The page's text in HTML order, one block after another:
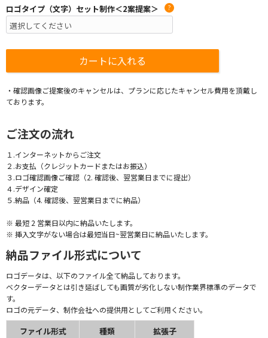
ロゴタイプ（文字）セット制作＜2案提案＞ ?
・確認画像ご提案後のキャンセルは、プランに応じたキャンセル費用を頂戴し
ております。
ご注文の流れ
１.インターネットからご注文
２.お支払（クレジットカードまたはお振込）
３.ロゴ確認画像ご確認（2. 確認後、翌営業日までに提出）
４.デザイン確定
５.納品（4. 確認後、翌営業日までに納品）
※ 最短 2 営業日以内に納品いたします。
※ 挿入文字がない場合は最短当日~翌営業日に納品いたします。
納品ファイル形式について
ロゴデータは、以下のファイル全て納品しております。
ベクターデータとは引き延ばしても画質が劣化しない制作業界標準のデータで
す。
ロゴの元データ、制作会社への提供用としてご利用ください。
ファイル形式 種類
拡張子